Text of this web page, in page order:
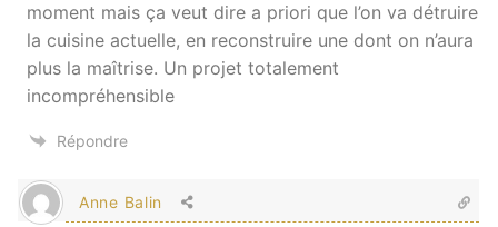
moment mais ça veut dire a priori que l’on va détruire
la cuisine actuelle, en reconstruire une dont on n’aura
plus la maîtrise. Un projet totalement
incompréhensible
Répondre
Anne Balin